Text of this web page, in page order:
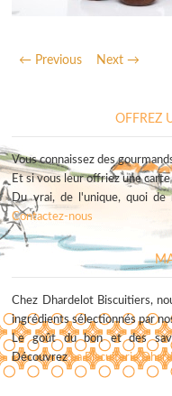
← Previous Next →
OFFREZ
Vous connaissez des
Et si vous leur offriez une carte
Du vrai, de l'unique, quoi de
Contactez-nous
Chez Dhardelot Biscuitiers,
ingrédients sélectionnés par
Le goût du bon et des
DécouvrezLa Biscuiterie